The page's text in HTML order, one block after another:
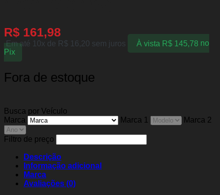
R$ 161,98
Em até 10x de R$ 16,20 sem juros À vista R$145,78 no
Pix
Fora de estoque
Busca por Veículo
Marca
Marca 1 Marca 2
Filtro de preço
Descrição
Informação adicional
Marca
Avaliações (0)